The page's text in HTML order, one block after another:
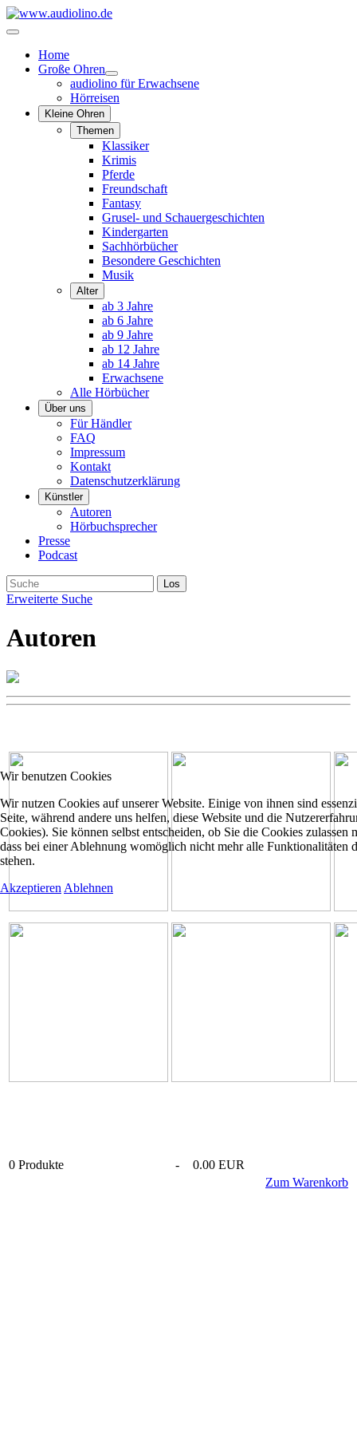
Home
Große Ohren
audiolino für Erwachsene
Hörreisen
Kleine Ohren
Themen
Klassiker
Krimis
Pferde
Freundschaft
Fantasy
Grusel- und Schauergeschichten
Kindergarten
Sachhörbücher
Besondere Geschichten
Musik
Alter
ab 3 Jahre
ab 6 Jahre
ab 9 Jahre
ab 12 Jahre
ab 14 Jahre
Erwachsene
Alle Hörbücher
Über uns
Für Händler
FAQ
Impressum
Kontakt
Datenschutzerklärung
Künstler
Autoren
Hörbuchsprecher
Presse
Podcast
Erweiterte Suche
Autoren
0 Produkte -
0.00 EUR
Zum Warenkorb
Wir benutzen Cookies
Wir nutzen Cookies auf unserer Website. Einige von ihnen sind
Seite, während andere uns helfen, diese Website und die
Cookies). Sie können selbst entscheiden, ob Sie die Cookies zulassen
dass bei einer Ablehnung womöglich nicht mehr alle Funktionalitäten
stehen.
Akzeptieren Ablehnen